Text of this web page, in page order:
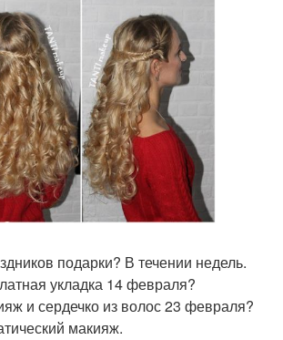
подарки? В течении недель.
укладка 14 февраля?
и сердечко из волос 23 февраля?
макияж.